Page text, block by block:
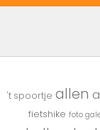
't spoortje allen
fietshike foto